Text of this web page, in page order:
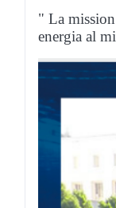
" La
energia al